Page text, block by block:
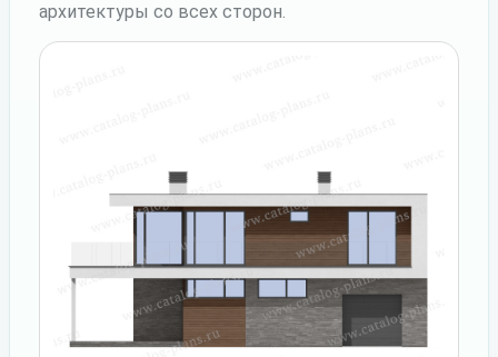
архитектуры со всех сторон.